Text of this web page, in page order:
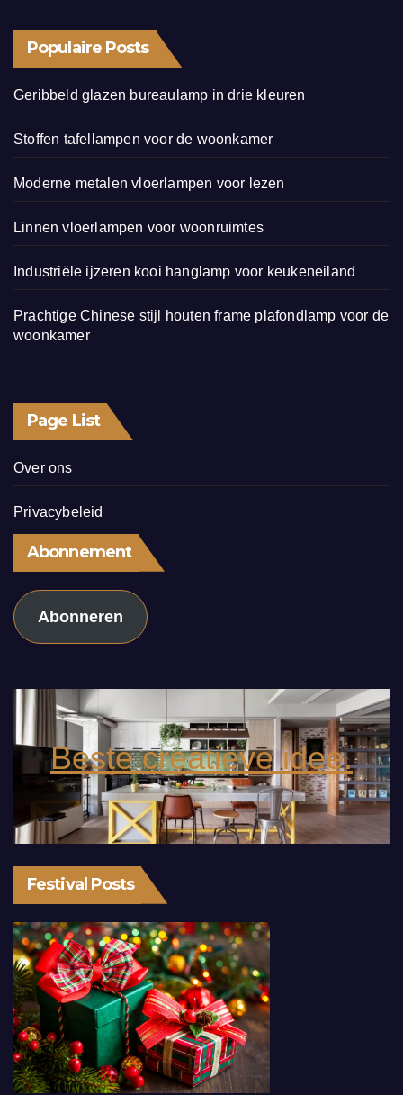
Populaire Posts
Geribbeld glazen bureaulamp in drie kleuren
Stoffen tafellampen voor de woonkamer
Moderne metalen vloerlampen voor lezen
Linnen vloerlampen voor woonruimtes
Industriële ijzeren kooi hanglamp voor keukeneiland
Prachtige Chinese stijl houten frame plafondlamp voor de
woonkamer
Page List
Over ons
Privacybeleid
Abonnement
Abonneren
Beste creatieve idee.
Festival Posts